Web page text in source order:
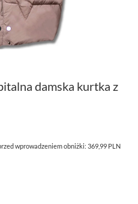
damska kurtka z
wprowadzeniem obniżki: 369,99 PLN